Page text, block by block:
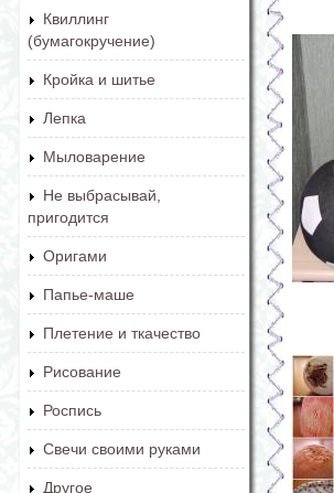
Квиллинг
(бумагокручение)
Кройка и шитье
Лепка
Мыловарение
Не выбрасывай,
пригодится
Оригами
Папье-маше
Плетение и ткачество
Рисование
Роспись
Свечи своими руками
Другое